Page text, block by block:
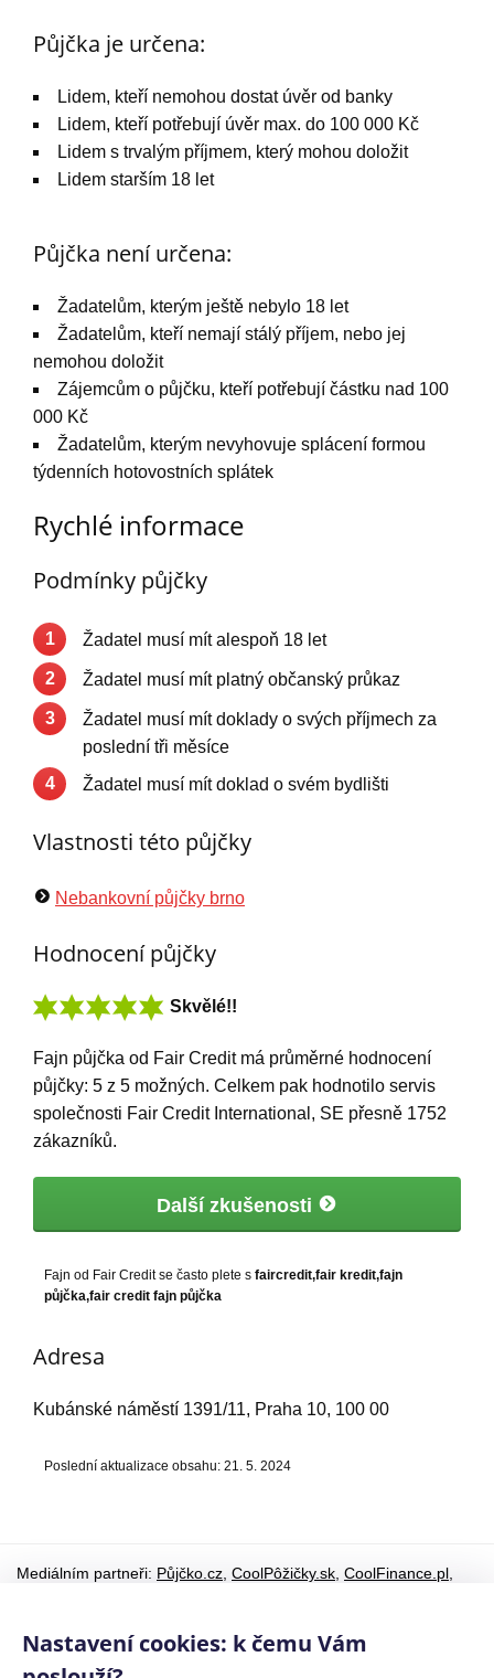
Půjčka je určena:
Lidem, kteří nemohou dostat úvěr od banky
Lidem, kteří potřebují úvěr max. do 100 000 Kč
Lidem s trvalým příjmem, který mohou doložit
Lidem starším 18 let
Půjčka není určena:
Žadatelům, kterým ještě nebylo 18 let
Žadatelům, kteří nemají stálý příjem, nebo jej
nemohou doložit
Zájemcům o půjčku, kteří potřebují částku nad 100
000 Kč
Žadatelům, kterým nevyhovuje splácení formou
týdenních hotovostních splátek
Rychlé informace
Podmínky půjčky
1 Žadatel musí mít alespoň 18 let
2 Žadatel musí mít platný občanský průkaz
3
Žadatel musí mít doklady o svých příjmech za
poslední tři měsíce
4
Žadatel musí mít doklad o svém bydlišti
Vlastnosti této půjčky
Nebankovní půjčky brno
Hodnocení půjčky
Skvělé!!
Fajn půjčka od Fair Creditmá průměrné hodnocení
půjčky: 5 z 5 možných. Celkem pak hodnotilo servis
společnosti Fair Credit International, SE přesně 1752
zákazníků.
Další zkušenosti
Fajn od Fair Credit se často plete s faircredit,fair kredit,fajn
půjčka,fair credit fajn půjčka
Adresa
Kubánské náměstí 1391/11, Praha 10, 100 00
Poslední aktualizace obsahu: 21. 5. 2024
Mediálním partneři: Půjčko.cz CoolPôžičky.sk CoolFinance.pl
©CoolPujcky.cz
- Fair Credit International SE - Fajn půjčka od
Fair Credit
Nastavení cookies: k čemu Vám